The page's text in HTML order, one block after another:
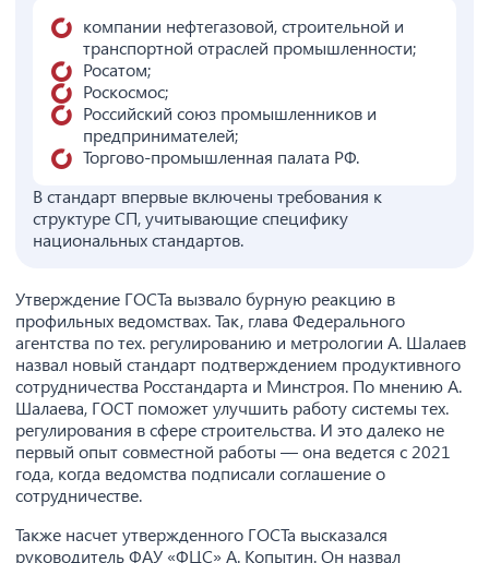
компании нефтегазовой, строительной и
транспортной отраслей промышленности;
Росатом;
Роскосмос;
Российский союз промышленников и
предпринимателей;
Торгово-промышленная палата РФ.
В стандарт впервые включены требования к
структуре СП, учитывающие специфику
национальных стандартов.
Утверждение ГОСТа вызвало бурную реакцию в
профильных ведомствах. Так, глава Федерального
агентства по тех. регулированию и метрологии А. Шалаев
назвал новый стандарт подтверждением продуктивного
сотрудничества Росстандарта и Минстроя. По мнению А.
Шалаева, ГОСТ поможет улучшить работу системы тех.
регулирования в сфере строительства. И это далеко не
первый опыт совместной работы — она ведется с 2021
года, когда ведомства подписали соглашение о
сотрудничестве.
Также насчет утвержденного ГОСТа высказался
руководитель ФАУ «ФЦС» А. Копытин. Он назвал